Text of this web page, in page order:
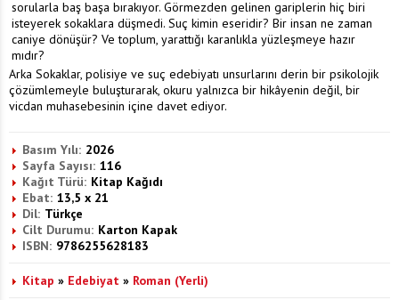
sorularla baş başa bırakıyor. Görmezden gelinen gariplerin hiç biri
isteyerek sokaklara düşmedi. Suç kimin eseridir? Bir insan ne zaman
caniye dönüşür? Ve toplum, yarattığı karanlıkla yüzleşmeye hazır
mıdır?
Arka Sokaklar, polisiye ve suç edebiyatı unsurlarını derin bir psikolojik
çözümlemeyle buluşturarak, okuru yalnızca bir hikâyenin değil, bir
vicdan muhasebesinin içine davet ediyor.
Basım Yılı: 2026
Sayfa Sayısı: 116
Kağıt Türü: Kitap Kağıdı
Ebat: 13,5 x 21
Dil: Türkçe
Cilt Durumu: Karton Kapak
ISBN: 9786255628183
Kitap » Edebiyat » Roman (Yerli)